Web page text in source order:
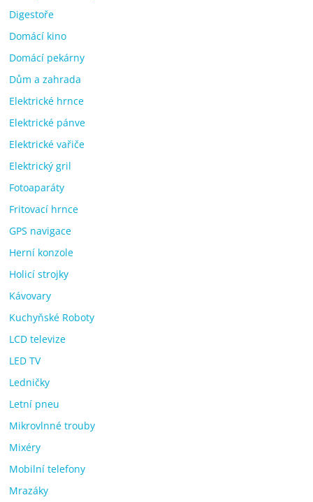
Digestoře
Domácí kino
Domácí pekárny
Dům a zahrada
Elektrické hrnce
Elektrické pánve
Elektrické vařiče
Elektrický gril
Fotoaparáty
Fritovací hrnce
GPS navigace
Herní konzole
Holicí strojky
Kávovary
Kuchyňské Roboty
LCD televize
LED TV
Ledničky
Letní pneu
Mikrovlnné trouby
Mixéry
Mobilní telefony
Mrazáky